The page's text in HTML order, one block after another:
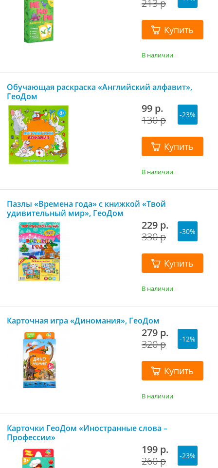
213 р
Купить
В наличии
Обучающая раскраска «Английский алфавит»,
ГеоДом
99 р.
130 р
-23%
Купить
В наличии
Пазлы «Времена года» с книжкой «Твой
удивительный мир», ГеоДом
229 р.
330 р
-30%
Купить
В наличии
Карточная игра «Диномания», ГеоДом
279 р.
320 р
-12%
Купить
В наличии
Карточки ГеоДом «Иностранные слова –
Профессии»
199 р.
260 р
-23%